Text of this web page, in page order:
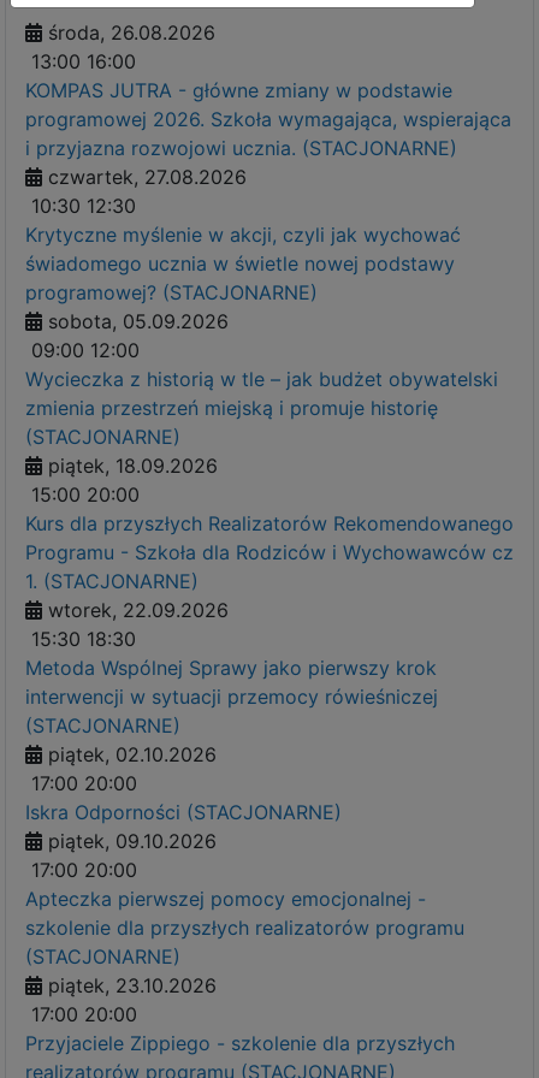
środa, 26.08.2026
13:00 16:00
KOMPAS JUTRA - główne zmiany w podstawie
programowej 2026. Szkoła wymagająca, wspierająca
i przyjazna rozwojowi ucznia. (STACJONARNE)
czwartek, 27.08.2026
10:30 12:30
Krytyczne myślenie w akcji, czyli jak wychować
świadomego ucznia w świetle nowej podstawy
programowej? (STACJONARNE)
sobota, 05.09.2026
09:00 12:00
Wycieczka z historią w tle – jak budżet obywatelski
zmienia przestrzeń miejską i promuje historię
(STACJONARNE)
piątek, 18.09.2026
15:00 20:00
Kurs dla przyszłych Realizatorów Rekomendowanego
Programu - Szkoła dla Rodziców i Wychowawców cz
1. (STACJONARNE)
wtorek, 22.09.2026
15:30 18:30
Metoda Wspólnej Sprawy jako pierwszy krok
interwencji w sytuacji przemocy rówieśniczej
(STACJONARNE)
piątek, 02.10.2026
17:00 20:00
Iskra Odporności (STACJONARNE)
piątek, 09.10.2026
17:00 20:00
Apteczka pierwszej pomocy emocjonalnej -
szkolenie dla przyszłych realizatorów programu
(STACJONARNE)
piątek, 23.10.2026
17:00 20:00
Przyjaciele Zippiego - szkolenie dla przyszłych
realizatorów programu (STACJONARNE)